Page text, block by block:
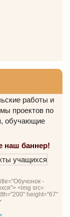
работы и
проектов по
обучающие
наш баннер!
-
<img src=
height="67"